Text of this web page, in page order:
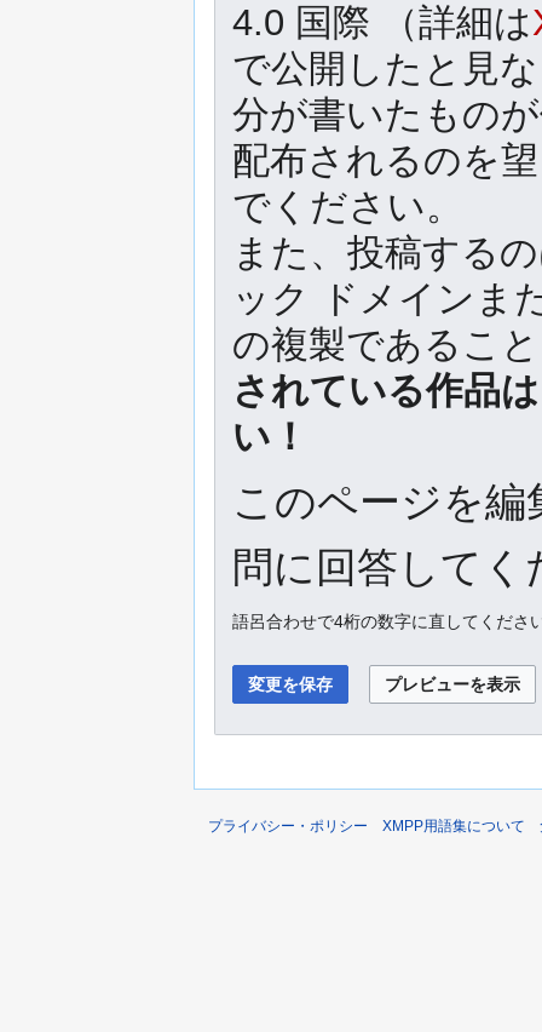
4.0 国際 （詳細は
で公開したと見
分が書いたもの
配布されるのを
でください。
また、投稿する
ック ドメインま
の複製であるこ
されている作品
い！
このページを
問に回答してく
語呂合わせで4桁の数字に直してくださ
プライバシー・ポリシー XMPP用語集について